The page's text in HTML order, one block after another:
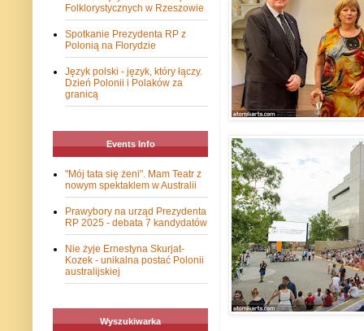
Folklorystycznych w Rzeszowie
Spotkanie Prezydenta RP z
Polonią na Florydzie
Język polski - język, który łączy.
Dzień Polonii i Polaków za
granicą
Events Info
"Mój tata się żeni". Mam Teatr z
nowym spektaklem w Australii
Prawybory na urząd Prezydenta
RP 2025 - debata 7 kandydatów
Nie żyje Ernestyna Skurjat-
Kozek - unikalna postać Polonii
australijskiej
Wyszukiwarka